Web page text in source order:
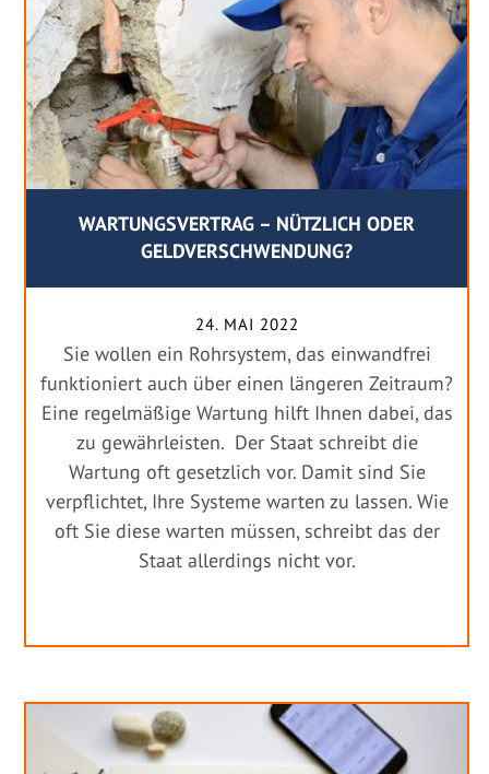
WARTUNGSVERTRAG – NÜTZLICH ODER
GELDVERSCHWENDUNG?
24. MAI 2022
Sie wollen ein Rohrsystem, das einwandfrei
funktioniert auch über einen längeren Zeitraum?
Eine regelmäßige Wartung hilft Ihnen dabei, das
zu gewährleisten. Der Staat schreibt die
Wartung oft gesetzlich vor. Damit sind Sie
verpflichtet, Ihre Systeme warten zu lassen. Wie
oft Sie diese warten müssen, schreibt das der
Staat allerdings nicht vor.